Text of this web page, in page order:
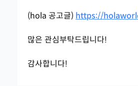
(hola 공고글) https://
많은 관심부탁드립니다!
감사합니다!